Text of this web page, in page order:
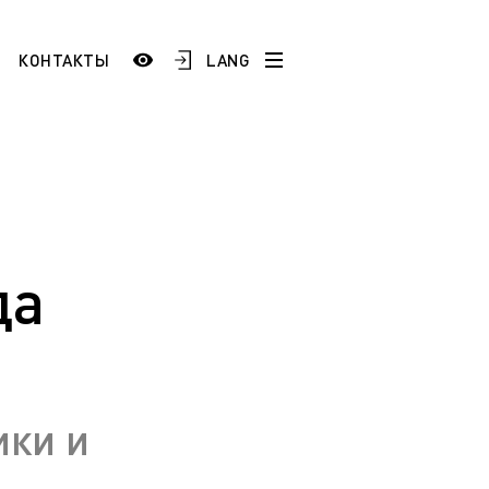
по
КОНТАКТЫ LANG
и